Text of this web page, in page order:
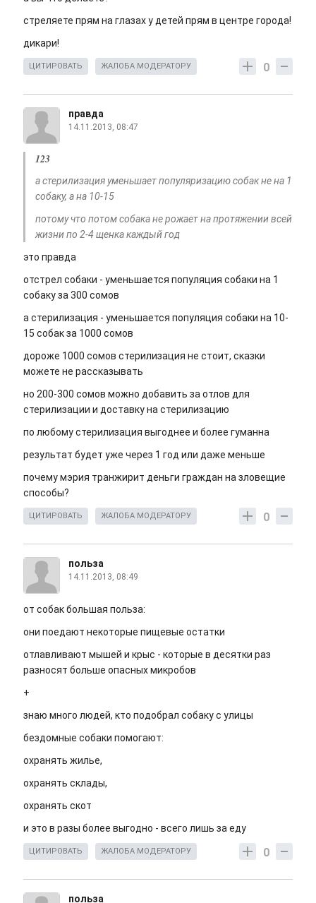
стреляете прям на глазах у детей прям в центре города!
дикари!
0
ЦИТИРОВАТЬ ЖАЛОБА МОДЕРАТОРУ
правда
14.11.2013, 08:47
123
а стерилизация уменьшает популяризацию собак не на 1
собаку, а на 10-15
потому что потом собака не рожает на протяжении всей
жизни по 2-4 щенка каждый год
это правда
отстрел собаки - уменьшается популяция собаки на 1
собаку за 300 сомов
а стерилизация - уменьшается популяция собаки на 10-
15 собак за 1000 сомов
дороже 1000 сомов стерилизация не стоит, сказки
можете не рассказывать
но 200-300 сомов можно добавить за отлов для
стерилизации и доставку на стерилизацию
по любому стерилизация выгоднее и более гуманна
результат будет уже через 1 год или даже меньше
почему мэрия транжирит деньги граждан на зловещие
способы?
0
ЦИТИРОВАТЬ ЖАЛОБА МОДЕРАТОРУ
польза
14.11.2013, 08:49
от собак большая польза:
они поедают некоторые пищевые остатки
отлавливают мышей и крыс - которые в десятки раз
разносят больше опасных микробов
+
знаю много людей, кто подобрал собаку с улицы
бездомные собаки помогают:
охранять жилье,
охранять склады,
охранять скот
и это в разы более выгодно - всего лишь за еду
0
ЦИТИРОВАТЬ ЖАЛОБА МОДЕРАТОРУ
польза